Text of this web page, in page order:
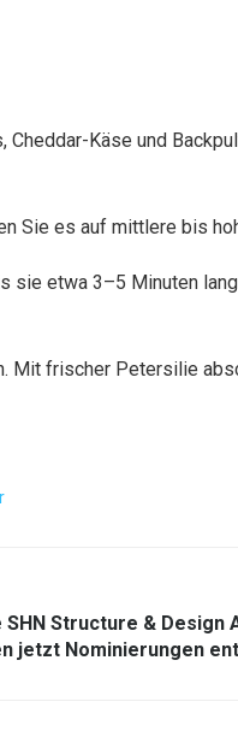
Cheddar-Käse und
Sie es auf mittlere bis
sie etwa 3–5 Minuten
Mit frischer Petersilie
SHN Structure & Design
jetzt Nominierungen